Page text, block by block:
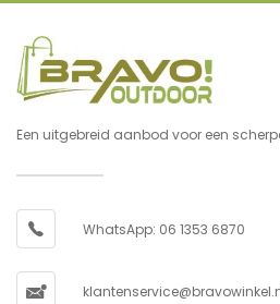
Een uitgebreid aanbod voor een
WhatsApp: 06 1353 6870